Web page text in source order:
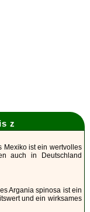
z
Mexiko ist ein wertvolles
auch in Deutschland
Argania spinosa ist ein
und ein wirksames